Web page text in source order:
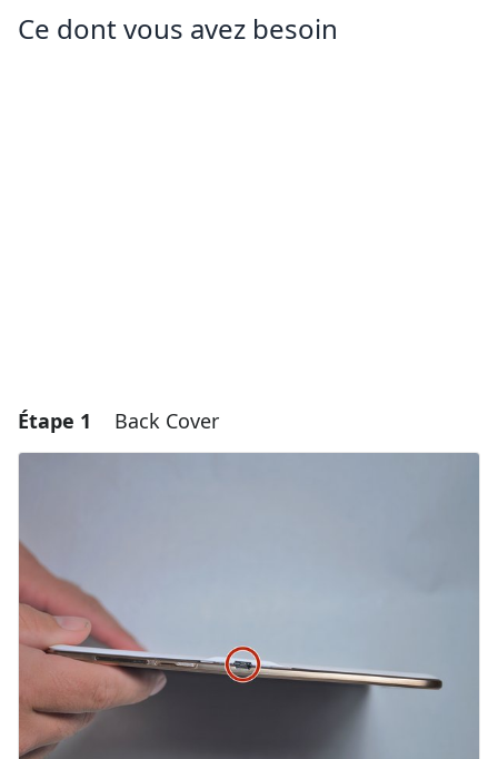
Ce dont vous avez besoin
Étape 1 Back Cover